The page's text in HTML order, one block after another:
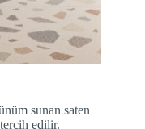
sunan saten
edilir.